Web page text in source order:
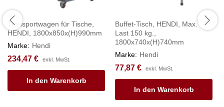
Transportwagen für Tische,
HENDI, 1800x850x(H)990mm
Marke: Hendi
234,47 € exkl. MwSt.
In den Warenkorb
Buffet-Tisch, HENDI, Max.
Last 150 kg.,
1800x740x(H)740mm
Marke: Hendi
77,87 € exkl. MwSt.
In den Warenkorb